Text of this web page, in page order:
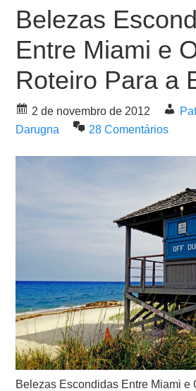
Belezas
Entre Miami e
Roteiro Para a
2 de novembro de 2012
Darugna
28 Comentários
Belezas Escondidas Entre Miami e